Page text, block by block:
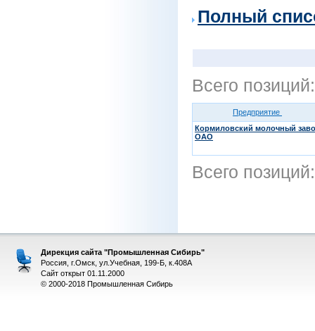
Полный
Всего
Предприятие
Кормиловский молочный
ОАО
Всего
Дирекция сайта "Промышленная Сибирь"
Россия, г.Омск, ул.Учебная, 199-Б, к.408А
Сайт открыт 01.11.2000
© 2000-2018 Промышленная Сибирь